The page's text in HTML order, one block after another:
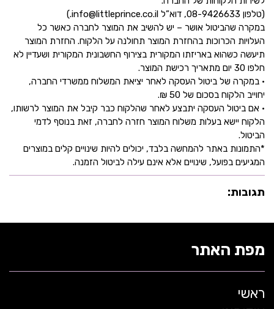
(טלפון 08-9426633, דוא”ל info@littleprince.co.il.)
במקרה שהביטול אושר – יש להשיב את המוצר לחברה כאשר כל
העלויות הכרוכות בהחזרת המוצר תחולנה על הלקוח. החזרת המוצר
תיעשה כשהוא באריזתו המקורית בצירוף החשבונית המקורית ושעדיין לא
חלפו 30 יום מתאריך רכישת המוצר.
• במקרה של ביטול העסקה לאחר יציאת המשלוח ממשרדי החברה,
יחוייב הלקוח בסכום של 50 ₪.
• אם ביטול העסקה יתבצע לאחר שהלקוח כבר קיבל את המוצר לרשותו,
הלקוח יישא בעלות משלוח המוצר חזרה לחברה, זאת בנוסף לדמי
הביטול.
*התמונות באתר להמחשה בלבד, יכולים להיות שינויים קלים במוצרים
המגיעים בפועל, שינויים אלא אינם עילה לביטול הזמנה.
תגובות:
מפת האתר
ראשי